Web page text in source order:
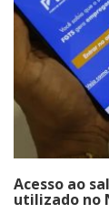
Acesso ao
utilizado no